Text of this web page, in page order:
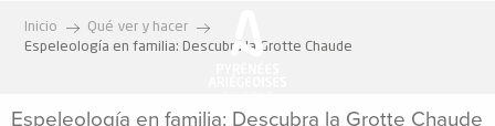
Inicio
Qué ver y hacer
Espeleología en familia: Descubra la Grotte Chaude
Espeleología en familia: Descubra la Grotte Chaude